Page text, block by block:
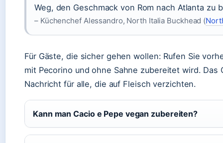
Weg, den Geschmack von Rom nach Atlanta zu
– Küchenchef Alessandro, North Italia Buckhead (
Für Gäste, die sicher gehen wollen: Rufen Sie
mit Pecorino und ohne Sahne zubereitet wird.
Nachricht für alle, die auf Fleisch verzichten.
Kann man Cacio e Pepe vegan zubereiten?